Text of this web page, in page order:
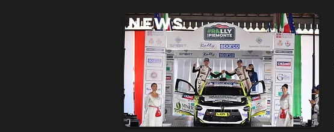
NEWS